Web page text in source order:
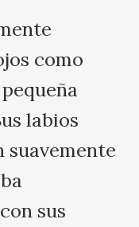
como
labios
suavemente
sus